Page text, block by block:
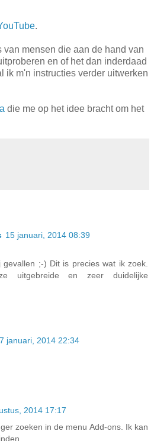
.
van mensen die aan de hand van
en of het dan inderdaad
ik m'n instructies verder uitwerken
die me op het idee bracht om het
15 januari, 2014 08:39
;-) Dit is precies wat ik zoek.
uitgebreide en zeer duidelijke
januari, 2014 22:34
2014 17:17
zoeken in de menu Add-ons. Ik kan